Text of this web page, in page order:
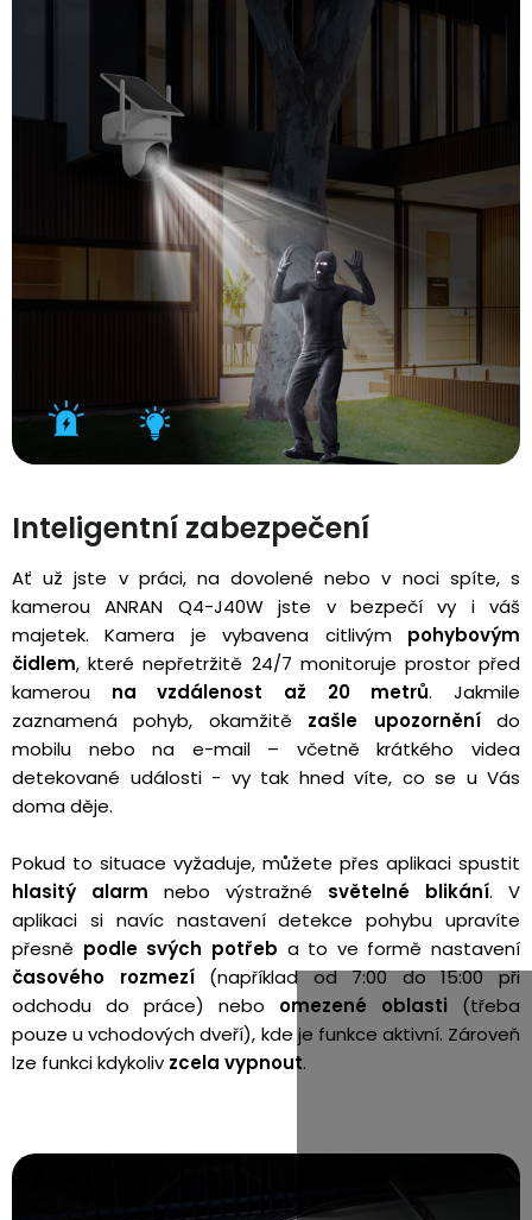
Inteligentní zabezpečení
Ať už jste v práci, na dovolené nebo v noci spíte, s
kamerou ANRAN Q4-J40W jste v bezpečí vy i váš
majetek. Kamera je vybavena citlivým pohybovým
čidlem, které nepřetržitě 24/7 monitoruje prostor před
kamerou na vzdálenost až 20 metrů. Jakmile
zaznamená pohyb, okamžitě zašle upozorněnído
mobilu nebo na e-mail – včetně krátkého videa
detekované události - vy tak hned víte, co se u Vás
doma děje.
Pokud to situace vyžaduje, můžete přes aplikaci spustit
hlasitý alarm nebo výstražné světelné blikání. V
aplikaci si navíc nastavení detekce pohybu upravíte
přesně podle svých potřeb a to ve formě nastavení
časového rozmezí(například od 7:00 do 15:00 při
odchodu do práce) nebo omezené oblasti (třeba
pouze u vchodových dveří), kde je funkce aktivní. Zároveň
lze funkci kdykoliv zcela vypnout.